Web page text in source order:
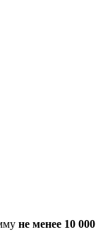
не менее 10 000